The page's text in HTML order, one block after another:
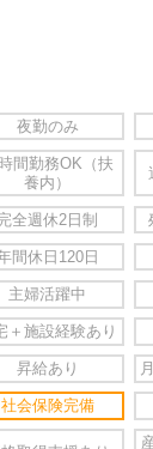
夜勤のみ
間勤務OK（扶
養内）
全週休2日制
間休日120日
主婦活躍中
＋施設経験あり
昇給あり
社会保険完備